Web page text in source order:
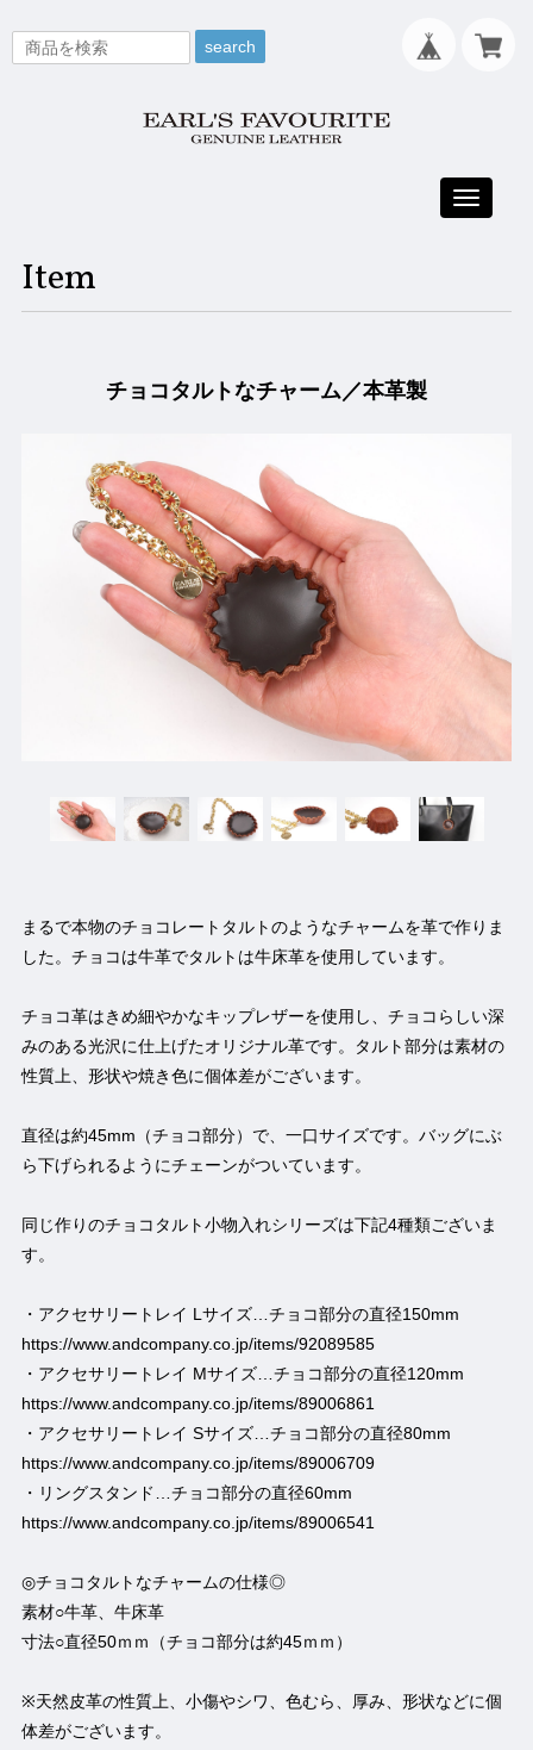
search
Toggle
Item
チョコタルトなチャーム／本革製
まるで本物のチョコレートタルトのようなチャームを革で作りま
した。チョコは牛革でタルトは牛床革を使用しています。
チョコ革はきめ細やかなキップレザーを使用し、チョコらしい深
みのある光沢に仕上げたオリジナル革です。タルト部分は素材の
性質上、形状や焼き色に個体差がございます。
直径は約45mm（チョコ部分）で、一口サイズです。バッグにぶ
ら下げられるようにチェーンがついています。
同じ作りのチョコタルト小物入れシリーズは下記4種類ございま
す。
・アクセサリートレイ Lサイズ…チョコ部分の直径150mm
https://www.andcompany.co.jp/items/92089585
・アクセサリートレイ Mサイズ…チョコ部分の直径120mm
https://www.andcompany.co.jp/items/89006861
・アクセサリートレイ Sサイズ…チョコ部分の直径80mm
https://www.andcompany.co.jp/items/89006709
・リングスタンド…チョコ部分の直径60mm
https://www.andcompany.co.jp/items/89006541
◎チョコタルトなチャームの仕様◎
素材○牛革、牛床革
寸法○直径50ｍｍ（チョコ部分は約45ｍｍ）
※天然皮革の性質上、小傷やシワ、色むら、厚み、形状などに個
体差がございます。